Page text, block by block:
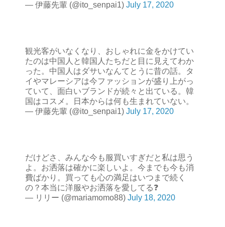
— 伊藤先輩 (@ito_senpai1) July 17, 2020
観光客がいなくなり、おしゃれに金をかけてい
たのは中国人と韓国人たちだと目に見えてわか
った。中国人はダサいなんてとうに昔の話。タ
イやマレーシアは今ファッションが盛り上がっ
ていて、面白いブランドが続々と出ている。韓
国はコスメ。日本からは何も生まれていない。
— 伊藤先輩 (@ito_senpai1) July 17, 2020
だけどさ、みんな今も服買いすぎだと私は思う
よ。お洒落は確かに楽しいよ。今までも今も消
費ばかり。買っても心の満足はいつまで続く
の？本当に洋服やお洒落を愛してる❓
— リリー (@mariamomo88) July 18, 2020